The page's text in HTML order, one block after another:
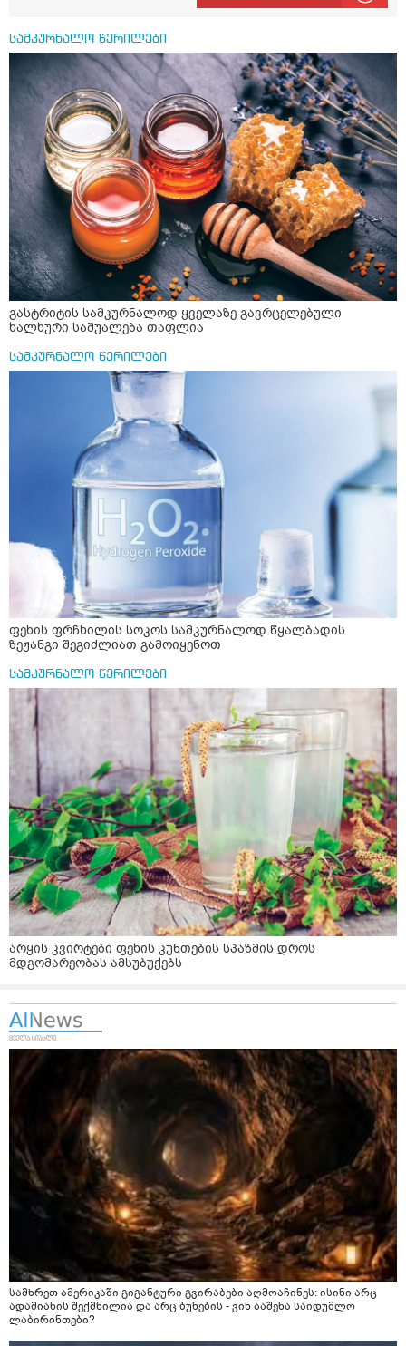
სამკურნალო წერილები
გასტრიტის სამკურნალოდ ყველაზე გავრცელებული
ხალხური საშუალება თაფლია
სამკურნალო წერილები
ფეხის ფრჩხილის სოკოს სამკურნალოდ წყალბადის
ზეჟანგი შეგიძლიათ გამოიყენოთ
სამკურნალო წერილები
არყის კვირტები ფეხის კუნთების სპაზმის დროს
მდგომარეობას ამსუბუქებს
სამხრეთ ამერიკაში გიგანტური გვირაბები აღმოაჩინეს: ისინი არც
ადამიანის შექმნილია და არც ბუნების - ვინ ააშენა საიდუმლო
ლაბირინთები?